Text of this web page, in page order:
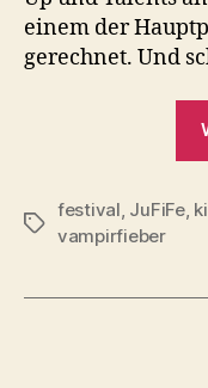
einem der
gerechnet. Und
Schlagwörter
festival, JuFiFe,
vampirfieber